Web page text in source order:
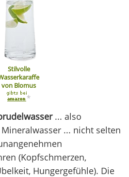
Stilvolle
von Blomus
*
... also
... nicht selten
(Kopfschmerzen,
Hungergefühle). Die